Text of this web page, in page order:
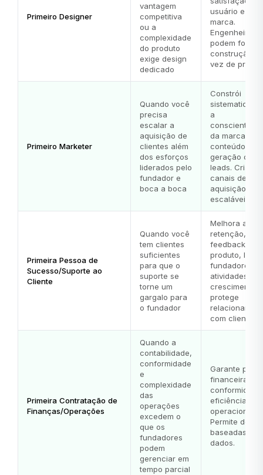
Primeiro Designer
vantagem
competitiva
ou a
complexidade
do produto
exige design
dedicado
usuário e a
marca.
Engenheiros
podem focar
construção
vez de
Primeiro Marketer
Quando você
precisa
escalar a
aquisição de
clientes além
dos esforços
liderados pelo
fundador e
boca a boca
Constrói
a
da marca,
conteúdo e
geração de
leads. Cria
canais de
aquisição
escaláveis.
Primeira Pessoa de
Sucesso/Suporte ao
Cliente
Quando você
tem clientes
suficientes
para que o
suporte se
torne um
gargalo para
o fundador
Melhora a
retenção,
feedback do
produto,
fundadores
atividades de
crescimento,
protege
com clientes
Primeira Contratação de
Finanças/Operações
Quando a
contabilidade,
conformidade
e
complexidade
das
operações
excedem o
que os
fundadores
podem
gerenciar em
tempo parcial
Garante
financeira,
eficiência
operacional.
Permite
baseadas em
dados.